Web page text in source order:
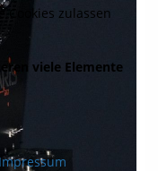
Cookies zulassen
viele Elemente
Impressum